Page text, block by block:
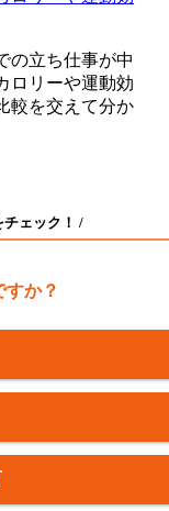
の立ち仕事が中
ロリーや運動効
較を交えて分か
チェック！ /
すか？